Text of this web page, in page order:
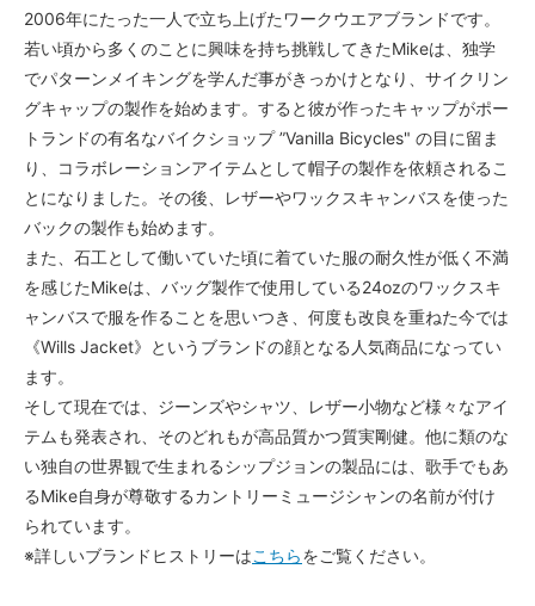
2006年にたった一人で立ち上げたワークウエアブランドです。
若い頃から多くのことに興味を持ち挑戦してきたMikeは、独学
でパターンメイキングを学んだ事がきっかけとなり、サイクリン
グキャップの製作を始めます。すると彼が作ったキャップがポー
トランドの有名なバイクショップ ”Vanilla Bicycles" の目に留ま
り、コラボレーションアイテムとして帽子の製作を依頼されるこ
とになりました。その後、レザーやワックスキャンバスを使った
バックの製作も始めます。
また、石工として働いていた頃に着ていた服の耐久性が低く不満
を感じたMikeは、バッグ製作で使用している24ozのワックスキ
ャンバスで服を作ることを思いつき、何度も改良を重ねた今では
《Wills Jacket》というブランドの顔となる人気商品になってい
ます。
そして現在では、ジーンズやシャツ、レザー小物など様々なアイ
テムも発表され、そのどれもが高品質かつ質実剛健。他に類のな
い独自の世界観で生まれるシップジョンの製品には、歌手でもあ
るMike自身が尊敬するカントリーミュージシャンの名前が付け
られています。
※詳しいブランドヒストリーはこちらをご覧ください。